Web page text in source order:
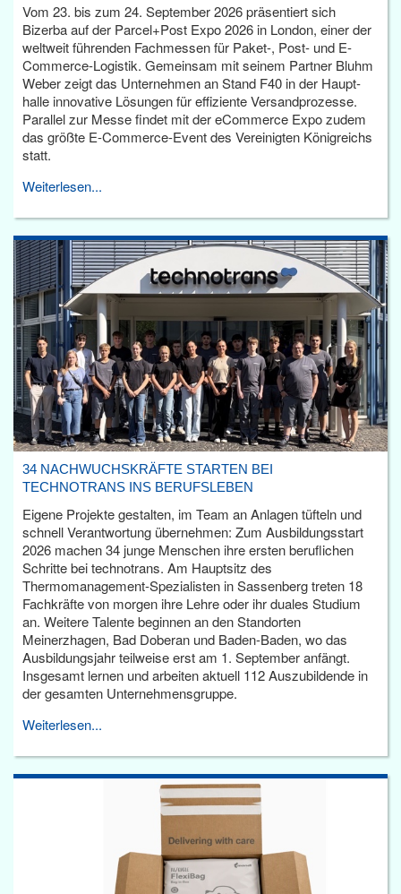
Vom 23. bis zum 24. September 2026 präsentiert sich
Bizerba auf der Parcel+Post Expo 2026 in London, einer der
weltweit führenden Fachmessen für Paket-, Post- und E-
Commerce-Logistik. Gemeinsam mit seinem Partner Bluhm
Weber zeigt das Unternehmen an Stand F40 in der Haupt­
halle innovative Lösungen für effiziente Versandprozesse.
Parallel zur Messe findet mit der eCommerce Expo zudem
das größte E-Commerce-Event des Vereinigten Königreichs
statt.
Weiterlesen...
34 NACHWUCHSKRÄFTE STARTEN BEI
TECHNOTRANS INS BERUFSLEBEN
Eigene Projekte gestalten, im Team an Anlagen tüfteln und
schnell Verantwortung übernehmen: Zum Ausbildungsstart
2026 machen 34 junge Menschen ihre ersten beruflichen
Schritte bei technotrans. Am Hauptsitz des
Thermomanagement-Spezialisten in Sassenberg treten 18
Fachkräfte von morgen ihre Lehre oder ihr duales Studium
an. Weitere Talente beginnen an den Standorten
Meinerzhagen, Bad Doberan und Baden-Baden, wo das
Ausbildungsjahr teilweise erst am 1. September anfängt.
Insgesamt lernen und arbeiten aktuell 112 Auszubildende in
der gesamten Unternehmensgruppe.
Weiterlesen...